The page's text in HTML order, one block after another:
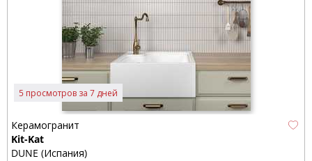
5 просмотров за 7 дней
Керамогранит
Kit-Kat
DUNE (Испания)